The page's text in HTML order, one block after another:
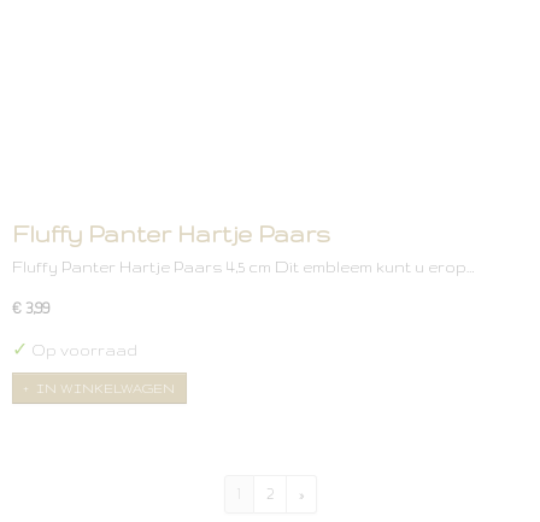
Fluffy Panter Hartje Paars
Fluffy Panter Hartje Paars 4,5 cm Dit embleem kunt u erop…
€ 3,99
✓ Op voorraad
IN WINKELWAGEN
2 »